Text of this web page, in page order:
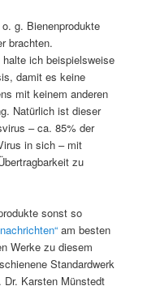
g. Bienenprodukte
brachten.
ich beispielsweise
damit es keine
mit keinem anderen
Natürlich ist dieser
– ca. 85% der
in sich – mit
zu
sonst so
am besten
Werke zu diesem
Standardwerk
Dr. Karsten Münstedt